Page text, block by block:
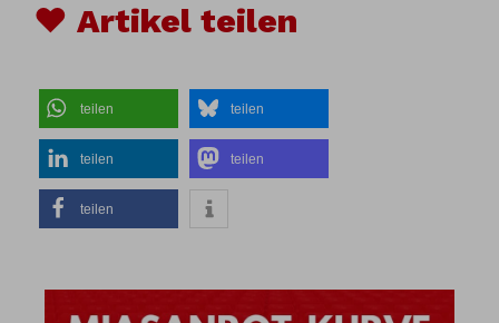
♥ Artikel teilen
teilen teilen
teilen teilen
teilen